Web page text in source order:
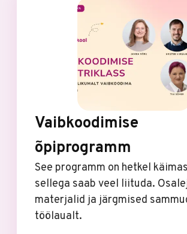
Vaibkoodimise
õpiprogramm
See programm on hetkel
sellega saab veel liituda.
materjalid ja järgmised
töölaualt.